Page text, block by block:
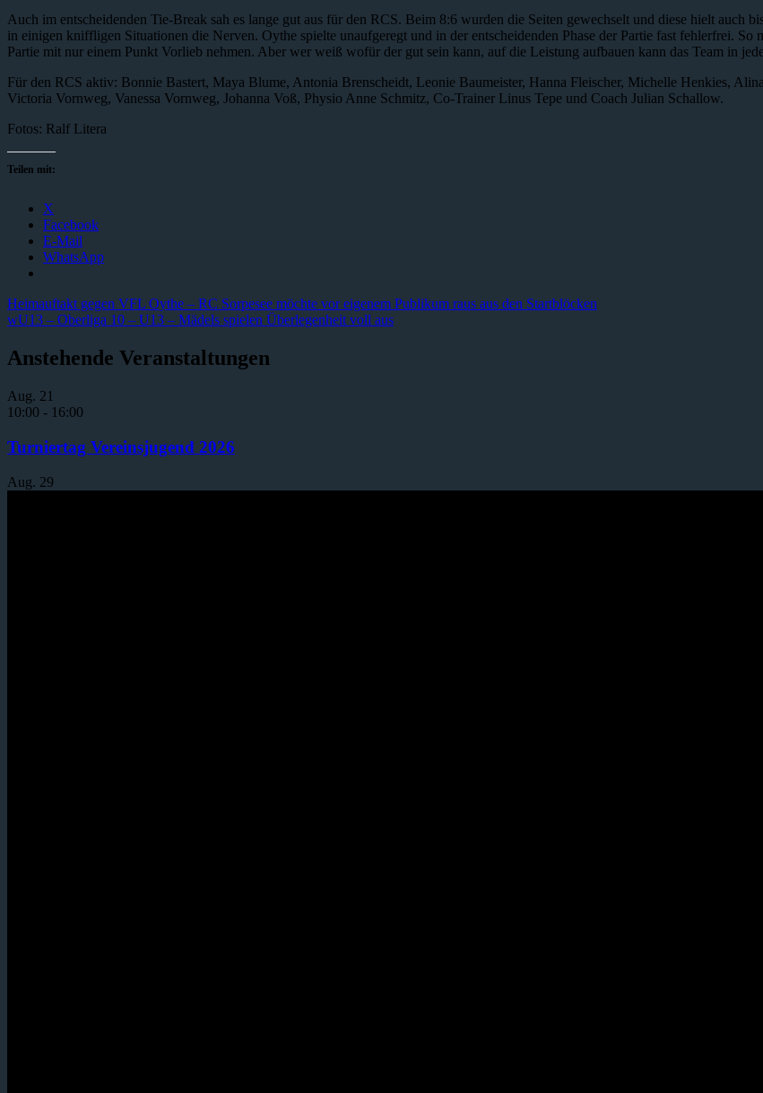
Auch im entscheidenden Tie-Break sah es lange gut aus für den RCS. Beim 8:6 wurden die Seiten gewechselt und diese hielt auch
in einigen kniffligen Situationen die Nerven. Oythe spielte unaufgeregt und in der entscheidenden Phase der Partie fast fehlerfrei. So
Partie mit nur einem Punkt Vorlieb nehmen. Aber wer weiß wofür der gut sein kann, auf die Leistung aufbauen kann das Team in
Für den RCS aktiv: Bonnie Bastert, Maya Blume, Antonia Brenscheidt, Leonie Baumeister, Hanna Fleischer, Michelle Henkies,
Victoria Vornweg, Vanessa Vornweg, Johanna Voß, Physio Anne Schmitz, Co-Trainer Linus Tepe und Coach Julian Schallow.
Fotos: Ralf Litera
Teilen mit:
X
Facebook
E-Mail
WhatsApp
Beitragsnavigation
Vorheriger
Beitrag:
Heimauftakt gegen VFL Oythe – RC Sorpesee möchte vor eigenem Publikum raus aus den Startblöcken
Nächster
wU13 – Oberliga 10 – U13 – Mädels spielen Überlegenheit voll aus
Anstehende Veranstaltungen
Aug. 21
10:00 - 16:00
Turniertag Vereinsjugend 2026
Aug. 29